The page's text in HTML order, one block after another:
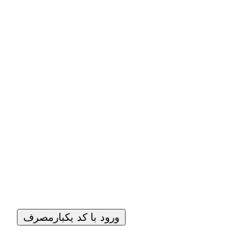
ورود با کد یکبارمصرف